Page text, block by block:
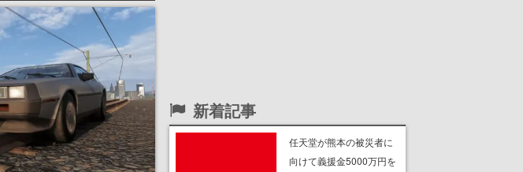
クキーなどが全品受注生
産で登場、過去に発売し
たグッズの再販も
新着記事
任天堂が熊本の被災者に
向けて義援金5000万円を